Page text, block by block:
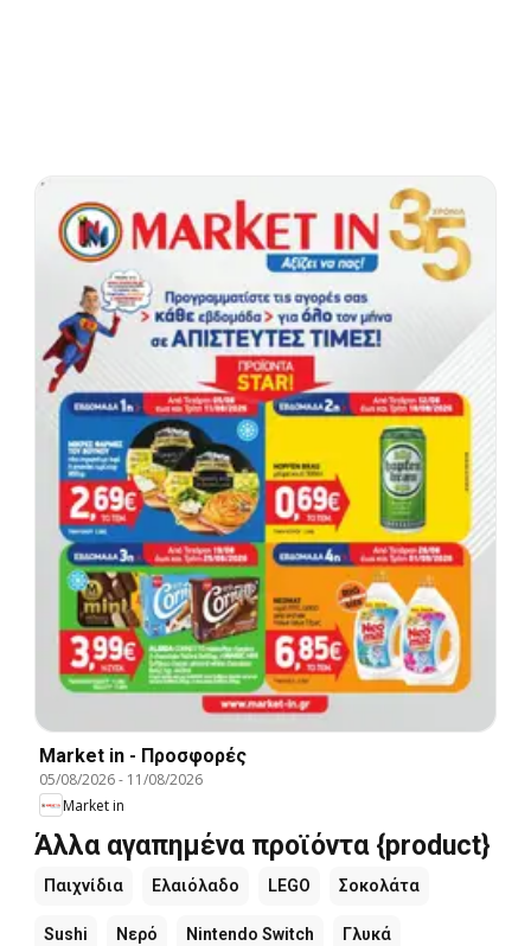
Market in - Προσφορές
05/08/2026- 11/08/2026
Market in
Άλλα αγαπημένα προϊόντα {product}
Παιχνίδια Ελαιόλαδο LEGO Σοκολάτα
Sushi Νερό Nintendo Switch Γλυκά